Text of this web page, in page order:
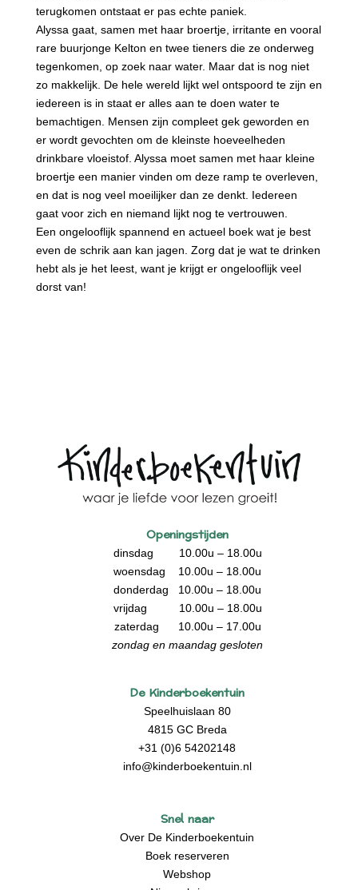
terugkomen ontstaat er pas echte paniek.
Alyssa gaat, samen met haar broertje, irritante en vooral
rare buurjonge Kelton en twee tieners die ze onderweg
tegenkomen, op zoek naar water. Maar dat is nog niet
zo makkelijk. De hele wereld lijkt wel ontspoord te zijn en
iedereen is in staat er alles aan te doen water te
bemachtigen. Mensen zijn compleet gek geworden en
er wordt gevochten om de kleinste hoeveelheden
drinkbare vloeistof. Alyssa moet samen met haar kleine
broertje een manier vinden om deze ramp te overleven,
en dat is nog veel moeilijker dan ze denkt. Iedereen
gaat voor zich en niemand lijkt nog te vertrouwen.
Een ongelooflijk spannend en actueel boek wat je best
even de schrik aan kan jagen. Zorg dat je wat te drinken
hebt als je het leest, want je krijgt er ongelooflijk veel
dorst van!
Openingstijden
dinsdag 10.00u – 18.00u
woensdag 10.00u – 18.00u
donderdag 10.00u – 18.00u
vrijdag 10.00u – 18.00u
zaterdag 10.00u – 17.00u
zondag en maandag gesloten
De Kinderboekentuin
Speelhuislaan 80
4815 GC Breda
+31 (0)6 54202148
info@kinderboekentuin.nl
Snel naar
Over De Kinderboekentuin
Boek reserveren
Webshop